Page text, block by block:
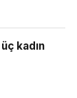
kadın